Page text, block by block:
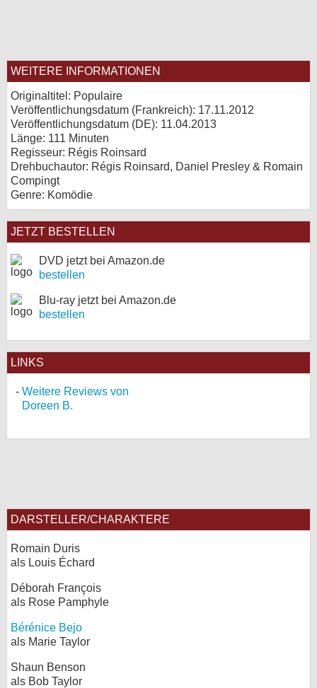
WEITERE INFORMATIONEN
Originaltitel: Populaire
Veröffentlichungsdatum (Frankreich): 17.11.2012
Veröffentlichungsdatum (DE): 11.04.2013
Länge: 111 Minuten
Regisseur: Régis Roinsard
Drehbuchautor: Régis Roinsard, Daniel Presley & Romain
Compingt
Genre: Komödie
JETZT BESTELLEN
DVD jetzt bei Amazon.de
bestellen
Blu-ray jetzt bei Amazon.de
bestellen
LINKS
Weitere Reviews von
Doreen B.
DARSTELLER/CHARAKTERE
Romain Duris
als Louis Échard
Déborah François
als Rose Pamphyle
Bérénice Bejo
als Marie Taylor
Shaun Benson
als Bob Taylor